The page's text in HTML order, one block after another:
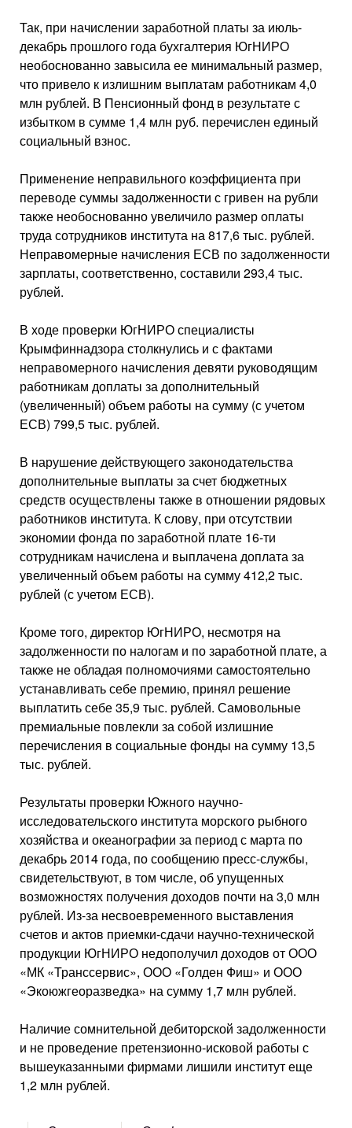
Так, при начислении заработной платы за июль-
декабрь прошлого года бухгалтерия ЮгНИРО
необоснованно завысила ее минимальный размер,
что привело к излишним выплатам работникам 4,0
млн рублей. В Пенсионный фонд в результате с
избытком в сумме 1,4 млн руб. перечислен единый
социальный взнос.
Применение неправильного коэффициента при
переводе суммы задолженности с гривен на рубли
также необоснованно увеличило размер оплаты
труда сотрудников института на 817,6 тыс. рублей.
Неправомерные начисления ЕСВ по задолженности
зарплаты, соответственно, составили 293,4 тыс.
рублей.
В ходе проверки ЮгНИРО специалисты
Крымфиннадзора столкнулись и с фактами
неправомерного начисления девяти руководящим
работникам доплаты за дополнительный
(увеличенный) объем работы на сумму (с учетом
ЕСВ) 799,5 тыс. рублей.
В нарушение действующего законодательства
дополнительные выплаты за счет бюджетных
средств осуществлены также в отношении рядовых
работников института. К слову, при отсутствии
экономии фонда по заработной плате 16-ти
сотрудникам начислена и выплачена доплата за
увеличенный объем работы на сумму 412,2 тыс.
рублей (с учетом ЕСВ).
Кроме того, директор ЮгНИРО, несмотря на
задолженности по налогам и по заработной плате, а
также не обладая полномочиями самостоятельно
устанавливать себе премию, принял решение
выплатить себе 35,9 тыс. рублей. Самовольные
премиальные повлекли за собой излишние
перечисления в социальные фонды на сумму 13,5
тыс. рублей.
Результаты проверки Южного научно-
исследовательского института морского рыбного
хозяйства и океанографии за период с марта по
декабрь 2014 года, по сообщению пресс-службы,
свидетельствуют, в том числе, об упущенных
возможностях получения доходов почти на 3,0 млн
рублей. Из-за несвоевременного выставления
счетов и актов приемки-сдачи научно-технической
продукции ЮгНИРО недополучил доходов от ООО
«МК «Транссервис», ООО «Голден Фиш» и ООО
«Экоюжгеоразведка» на сумму 1,7 млн рублей.
Наличие сомнительной дебиторской задолженности
и не проведение претензионно-исковой работы с
вышеуказанными фирмами лишили институт еще
1,2 млн рублей.